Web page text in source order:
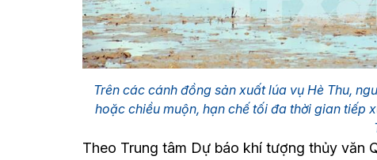
Trên các cánh đồng sản xuất lúa vụ Hè Thu,
hoặc chiều muộn, hạn chế tối đa thời gian tiếp
Theo Trung tâm Dự báo khí tượng thủy văn